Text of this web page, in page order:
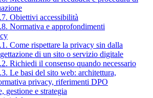
Obiettivi accessibilità
Normativa e approfondimenti
Come rispettare la privacy sin dalla
di un sito o servizio digitale
Richiedi il consenso quando necessario
Le basi del sito web: architettura,
privacy, riferimenti DPO
gestione e strategia